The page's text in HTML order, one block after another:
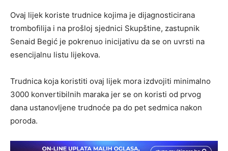
Ovaj lijek koriste trudnice kojima je dijagnosticirana
trombofilija i na prošloj sjednici Skupštine, zastupnik
Senaid Begić je pokrenuo inicijativu da se on uvrsti na
esencijalnu listu lijekova.
Trudnica koja koristiti ovaj lijek mora izdvojiti minimalno
3000 konvertibilnih maraka jer se on koristi od prvog
dana ustanovljene trudnoće pa do pet sedmica nakon
poroda.